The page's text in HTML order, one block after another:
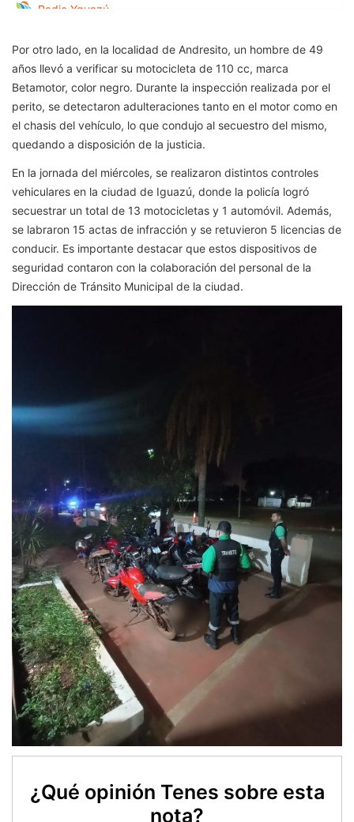
Por otro lado, en la localidad de Andresito, un hombre de 49
años llevó a verificar su motocicleta de 110 cc, marca
Betamotor, color negro. Durante la inspección realizada por el
perito, se detectaron adulteraciones tanto en el motor como en
el chasis del vehículo, lo que condujo al secuestro del mismo,
quedando a disposición de la justicia.
En la jornada del miércoles, se realizaron distintos controles
vehiculares en la ciudad de Iguazú, donde la policía logró
secuestrar un total de 13 motocicletas y 1 automóvil. Además,
se labraron 15 actas de infracción y se retuvieron 5 licencias de
conducir. Es importante destacar que estos dispositivos de
seguridad contaron con la colaboración del personal de la
Dirección de Tránsito Municipal de la ciudad.
¿Qué opinión Tenes sobre esta
nota?